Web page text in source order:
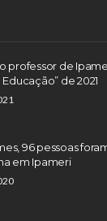
professor de
de 2021
96 pessoas
em Ipameri